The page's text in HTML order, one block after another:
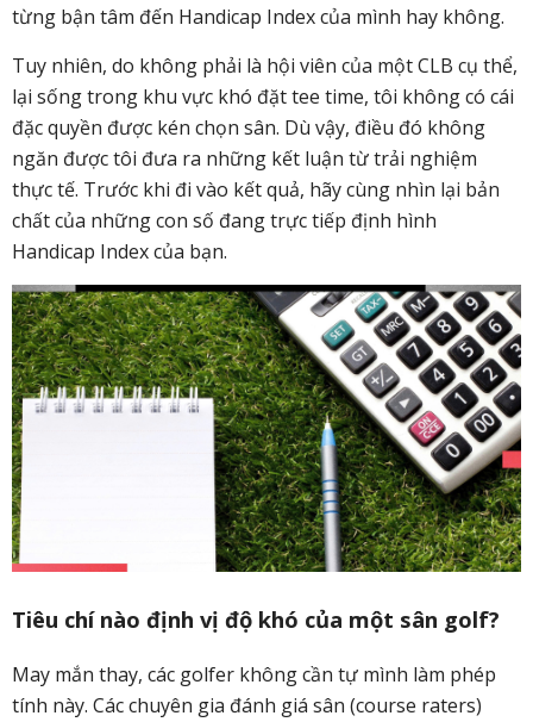
từng bận tâm đến Handicap Index của mình hay không.
Tuy nhiên, do không phải là hội viên của một CLB cụ thể,
lại sống trong khu vực khó đặt tee time, tôi không có cái
đặc quyền được kén chọn sân. Dù vậy, điều đó không
ngăn được tôi đưa ra những kết luận từ trải nghiệm
thực tế. Trước khi đi vào kết quả, hãy cùng nhìn lại bản
chất của những con số đang trực tiếp định hình
Handicap Index của bạn.
Tiêu chí nào định vị độ khó của một sân golf?
May mắn thay, các golfer không cần tự mình làm phép
tính này. Các chuyên gia đánh giá sân (course raters)